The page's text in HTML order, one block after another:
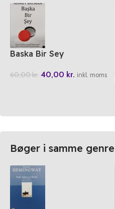
Baska Bir Sey
60,00kr. 40,00 kr. inkl. moms
Bøger i samme genre